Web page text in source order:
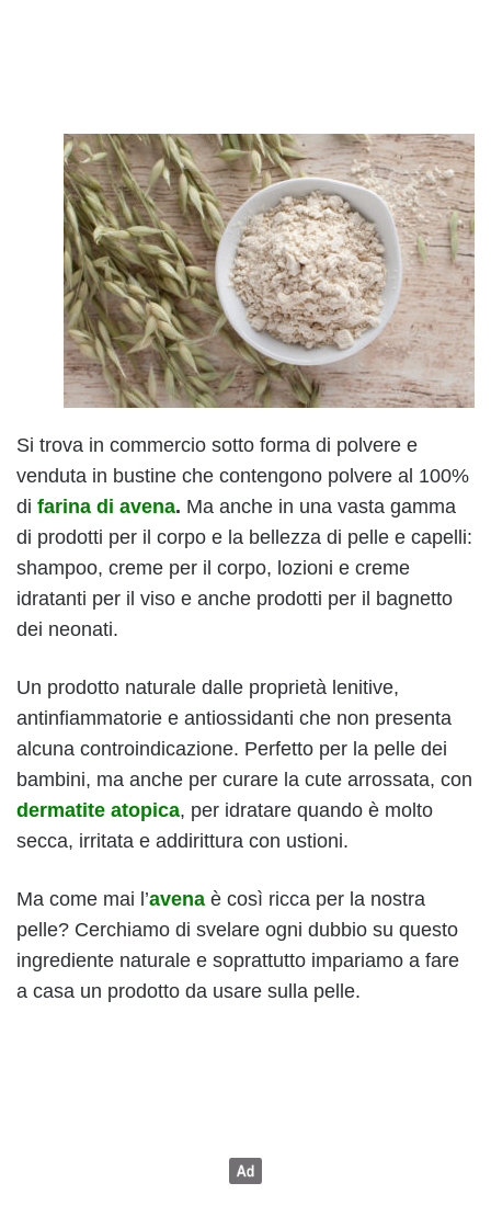
Si trova in commercio sotto forma di polvere e
venduta in bustine che contengono polvere al 100%
di farina di avena. Ma anche in una vasta gamma
di prodotti per il corpo e la bellezza di pelle e capelli:
shampoo, creme per il corpo, lozioni e creme
idratanti per il viso e anche prodotti per il bagnetto
dei neonati.
Un prodotto naturale dalle proprietà lenitive,
antinfiammatorie e antiossidanti che non presenta
alcuna controindicazione. Perfetto per la pelle dei
bambini, ma anche per curare la cute arrossata, con
dermatite atopica, per idratare quando è molto
secca, irritata e addirittura con ustioni.
Ma come mai l’avena è così ricca per la nostra
pelle? Cerchiamo di svelare ogni dubbio su questo
ingrediente naturale e soprattutto impariamo a fare
a casa un prodotto da usare sulla pelle.